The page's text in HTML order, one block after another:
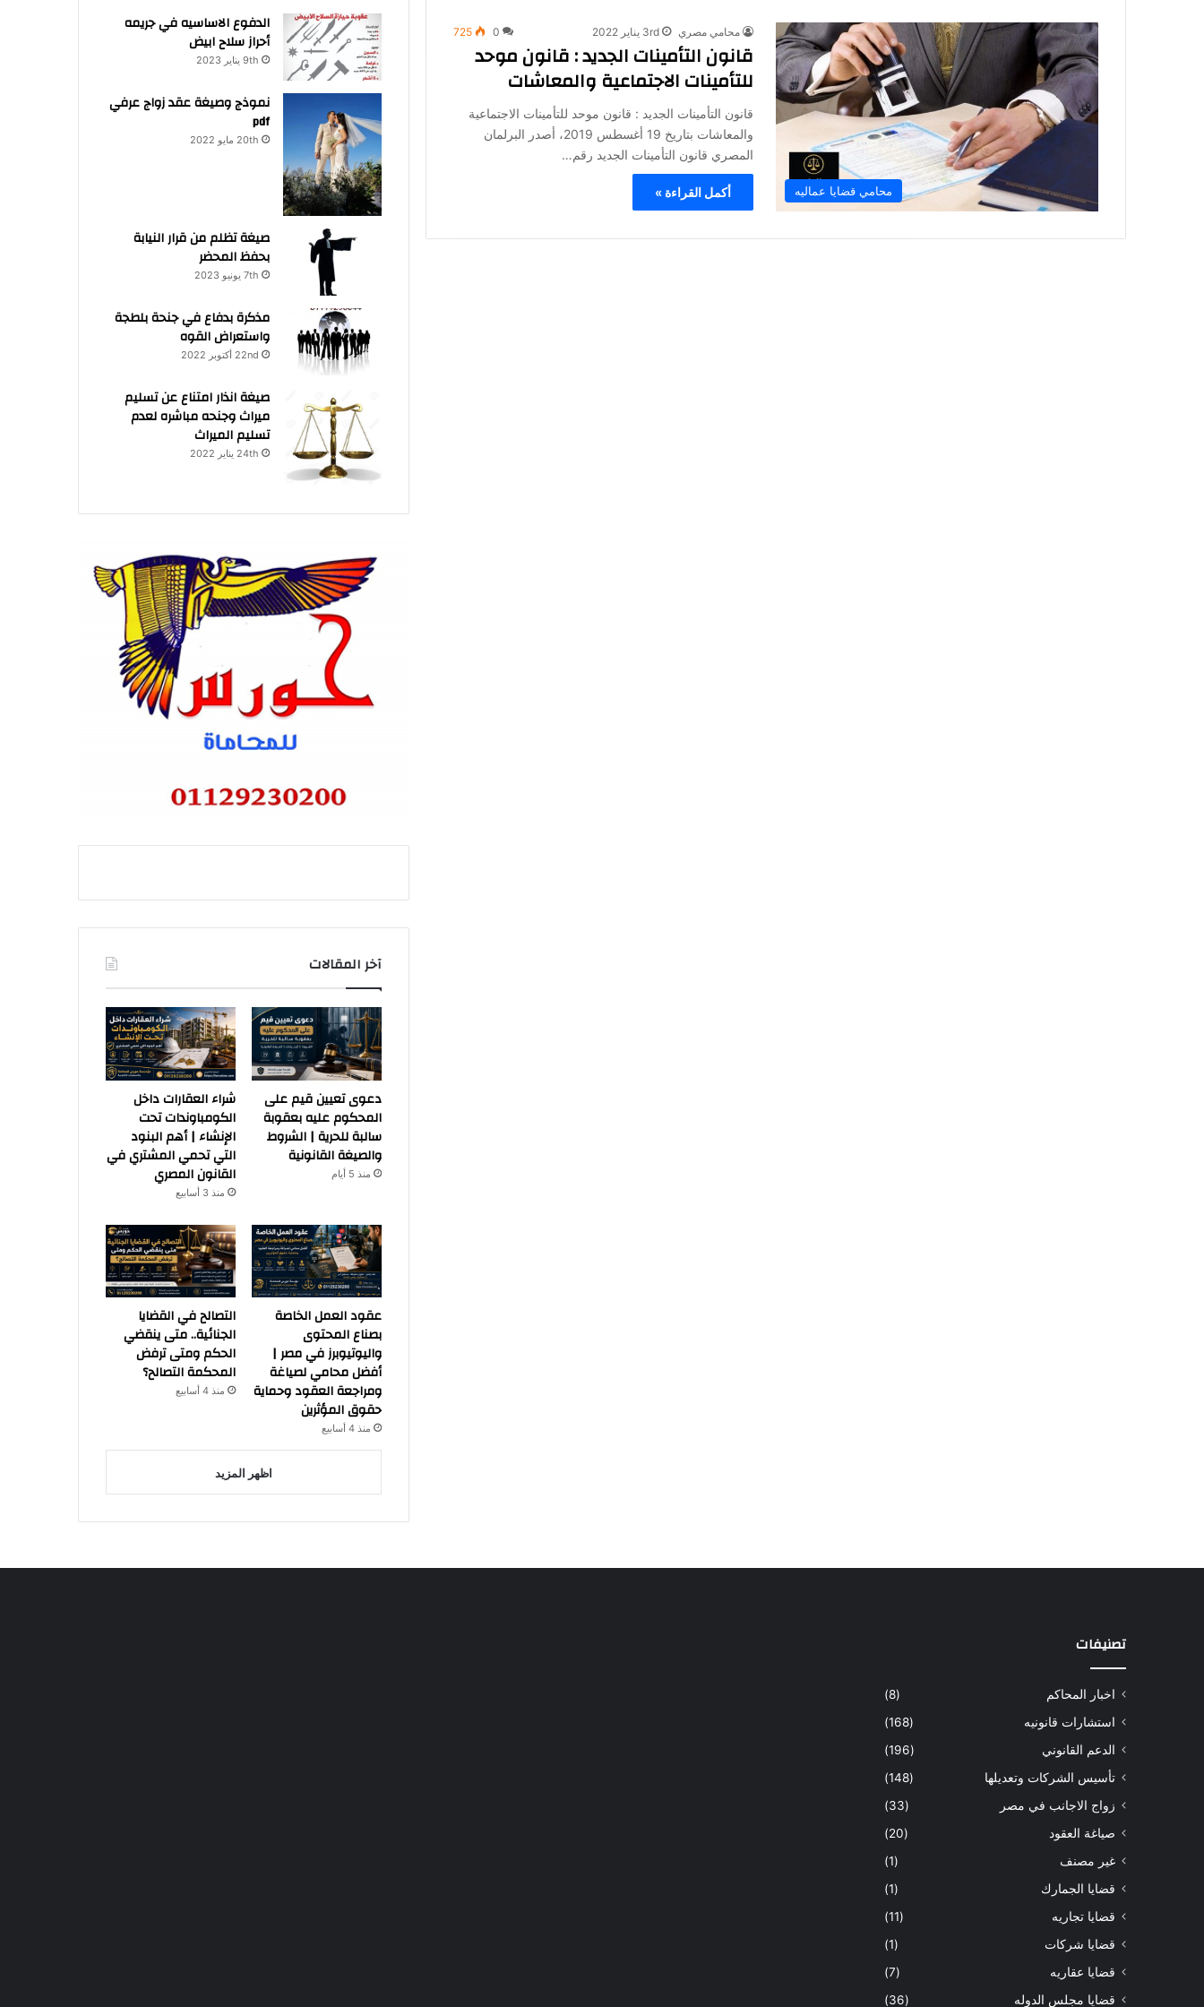
محامي قضايا عماليه
محامي مصري 3rd يناير 2022 0
725
قانون التأمينات الجديد : قانون موحد
للتأمينات الاجتماعية والمعاشات
قانون التأمينات الجديد : قانون موحد للتأمينات الاجتماعية
والمعاشات بتاريخ 19 أغسطس 2019، أصدر البرلمان
المصري قانون التأمينات الجديد رقم…
أكمل القراءة »
الدفوع الاساسيه في جريمه
أحراز سلاح ابيض
9th يناير 2023
نموذج وصيغة عقد زواج عرفي
pdf
20th مايو 2022
صيغة تظلم من قرار النيابة
بحفظ المحضر
7th يونيو 2023
مذكرة بدفاع في جنحة بلطجة
واستعراض القوه
22nd أكتوبر 2022
صيغة انذار امتناع عن تسليم
ميراث وجنحه مباشره لعدم
تسليم الميراث
24th يناير 2022
آخر المقالات
دعوى تعيين قيم على
المحكوم عليه بعقوبة
سالبة للحرية | الشروط
والصيغة القانونية
منذ 5 أيام
شراء العقارات داخل
الكومباوندات تحت
الإنشاء | أهم البنود
التي تحمي المشتري في
القانون المصري
منذ 3 أسابيع
عقود العمل الخاصة
بصناع المحتوى
واليوتيوبرز في مصر |
أفضل محامي لصياغة
ومراجعة العقود وحماية
حقوق المؤثرين
منذ 4 أسابيع
التصالح في القضايا
الجنائية.. متى ينقضي
الحكم ومتى ترفض
المحكمة التصالح؟
منذ 4 أسابيع
اظهر المزيد
تصنيفات
اخبار المحاكم
(8)
استشارات قانونيه
(168)
الدعم القانوني
(196)
تأسيس الشركات وتعديلها
(148)
زواج الاجانب في مصر
(33)
صياغة العقود
(20)
غير مصنف
(1)
قضايا الجمارك
(1)
قضايا تجاريه
(11)
قضايا شركات
(1)
قضايا عقاريه
(7)
قضايا مجلس الدوله
(36)